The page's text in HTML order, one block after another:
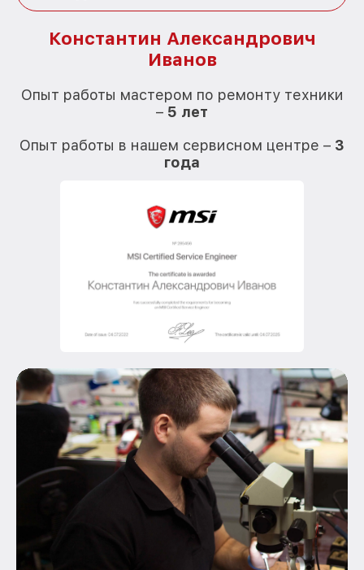
Константин Александрович
Иванов
Опыт работы мастером по ремонту техники
– 5 лет
Опыт работы в нашем сервисном центре – 3
года